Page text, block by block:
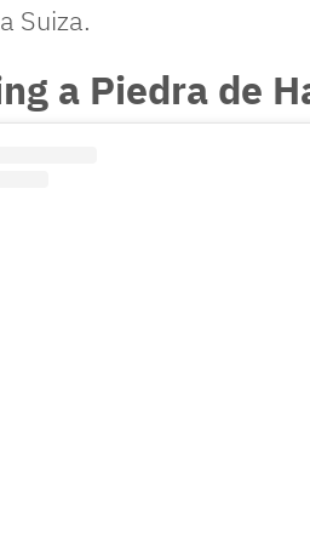
Suiza.
a Piedra de